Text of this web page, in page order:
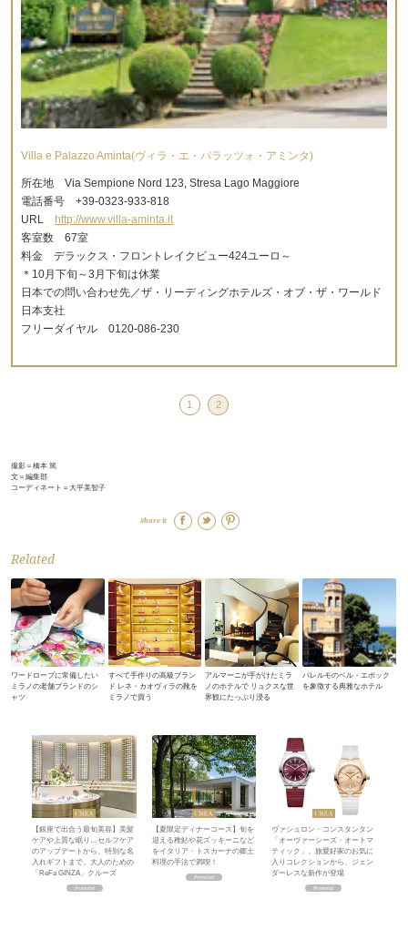
Villa e Palazzo Aminta(ヴィラ・エ・パラッツォ・アミンタ)
所在地 Via Sempione Nord 123, Stresa Lago Maggiore
電話番号 +39-0323-933-818
URL
http://www.villa-aminta.it
客室数 67室
料金 デラックス・フロントレイクビュー424ユーロ～
＊10月下旬～3月下旬は休業
日本での問い合わせ先／ザ・リーディングホテルズ・オブ・ザ・ワールド
日本支社
フリーダイヤル 0120-086-230
1 2
撮影＝橋本 篤
文＝編集部
コーディネート＝大平美智子
Share it
Related
ワードローブに常備したい
ミラノの老舗ブランドのシ
ャツ
すべて手作りの高級ブラン
ド レネ・カオヴィラの靴を
ミラノで買う
アルマーニが手がけたミラ
ノのホテルで リュクスな世
界観にたっぷり浸る
パレルモのベル・エポック
を象徴する典雅なホテル
【銀座で出合う最旬美容】美髪
ケアや上質な眠り…セルフケア
のアップデートから、特別な名
入れギフトまで。大人のための
「ReFa GINZA」クルーズ
【夏限定ディナーコース】旬を
迎える稚鮎や花ズッキーニなど
をイタリア・トスカーナの郷土
料理の手法で満喫！
ヴァシュロン・コンスタンタン
「オーヴァーシーズ・オートマ
ティック」。旅愛好家のお気に
入りコレクションから、ジェン
ダーレスな新作が登場